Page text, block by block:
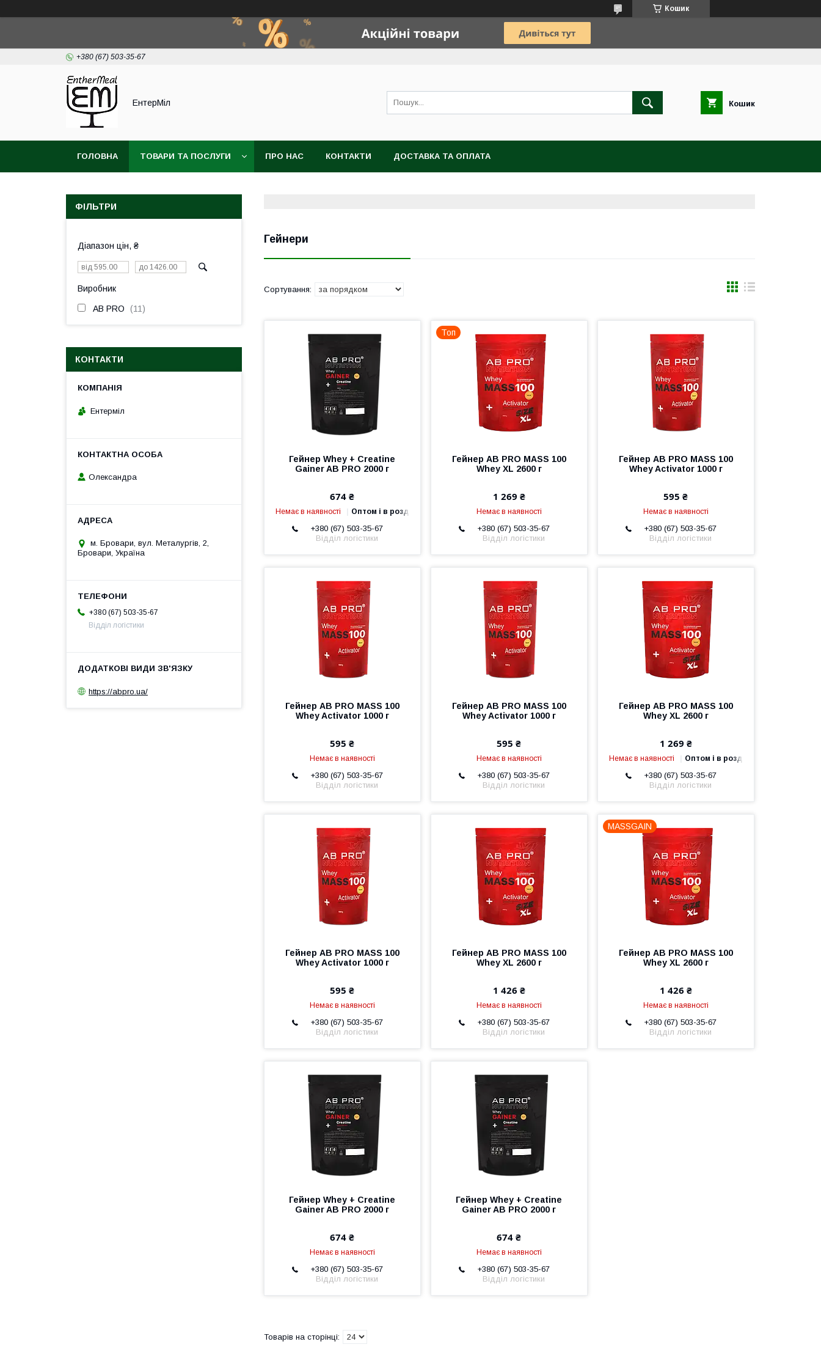
Кошик
+380 (67) 503-35-67
ЕнтерМіл Кошик
ГОЛОВНА ТОВАРИ ТА ПОСЛУГИ ПРО НАС КОНТАКТИ ДОСТАВКА ТА ОПЛАТА
Гейнери
Гейнер Whey + Creatine
Gainer AB PRO 2000 г
674 ₴
Немає в наявності Оптом і в роздріб
+380 (67) 503-35-67
Відділ логістики
Топ
Гейнер AB PRO MASS 100
Whey XL 2600 г
1 269 ₴
Немає в наявності
+380 (67) 503-35-67
Відділ логістики
Гейнер AB PRO MASS 100
Whey Activator 1000 г
595 ₴
Немає в наявності
+380 (67) 503-35-67
Відділ логістики
Гейнер AB PRO MASS 100
Whey Activator 1000 г
595 ₴
Немає в наявності
+380 (67) 503-35-67
Відділ логістики
Гейнер AB PRO MASS 100
Whey Activator 1000 г
595 ₴
Немає в наявності
+380 (67) 503-35-67
Відділ логістики
Гейнер AB PRO MASS 100
Whey XL 2600 г
1 269 ₴
Немає в наявності Оптом і в роздріб
+380 (67) 503-35-67
Відділ логістики
Гейнер AB PRO MASS 100
Whey Activator 1000 г
595 ₴
Немає в наявності
+380 (67) 503-35-67
Відділ логістики
Гейнер AB PRO MASS 100
Whey XL 2600 г
1 426 ₴
Немає в наявності
+380 (67) 503-35-67
Відділ логістики
MASSGAIN
Гейнер AB PRO MASS 100
Whey XL 2600 г
1 426 ₴
Немає в наявності
+380 (67) 503-35-67
Відділ логістики
Гейнер Whey + Creatine
Gainer AB PRO 2000 г
674 ₴
Немає в наявності
+380 (67) 503-35-67
Відділ логістики
Гейнер Whey + Creatine
Gainer AB PRO 2000 г
674 ₴
Немає в наявності
+380 (67) 503-35-67
Відділ логістики
ФІЛЬТРИ
Діапазон цін, ₴
Виробник
AB PRO 11
КОНТАКТИ
Ентерміл
Олександра
м. Бровари, вул. Металургів, 2,
Бровари, Україна
+380 (67) 503-35-67
Відділ логістики
https://abpro.ua/